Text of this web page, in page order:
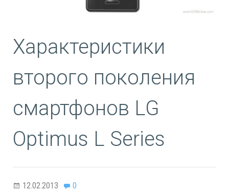
Характеристики
второго поколения
смартфонов LG
Optimus L Series
12.02.2013 0